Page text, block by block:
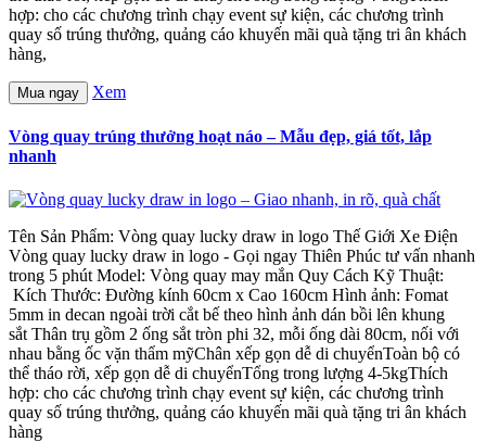
hợp: cho các chương trình chạy event sự kiện, các chương trình
quay số trúng thưởng, quảng cáo khuyến mãi quà tặng tri ân khách
hàng,
Mua ngay Xem
Vòng quay trúng thưởng hoạt náo – Mẫu đẹp, giá tốt, lắp
nhanh
Tên Sản Phẩm: Vòng quay lucky draw in logo Thế Giới Xe Điện
Vòng quay lucky draw in logo - Gọi ngay Thiên Phúc tư vấn nhanh
trong 5 phút Model: Vòng quay may mắn Quy Cách Kỹ Thuật:
Kích Thước: Đường kính 60cm x Cao 160cm Hình ảnh: Fomat
5mm in decan ngoài trời cắt bế theo hình ảnh dán bồi lên khung
sắt Thân trụ gồm 2 ống sắt tròn phi 32, mỗi ống dài 80cm, nối với
nhau bằng ốc vặn thẩm mỹChân xếp gọn dễ di chuyểnToàn bộ có
thể tháo rời, xếp gọn dễ di chuyểnTổng trong lượng 4-5kgThích
hợp: cho các chương trình chạy event sự kiện, các chương trình
quay số trúng thưởng, quảng cáo khuyến mãi quà tặng tri ân khách
hàng